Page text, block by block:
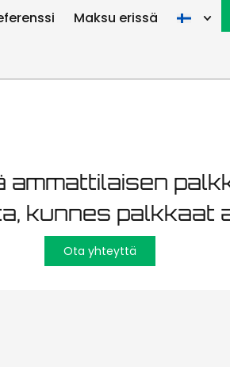
Maksu erissä
kunnes palkkaat
Ota yhteyttä